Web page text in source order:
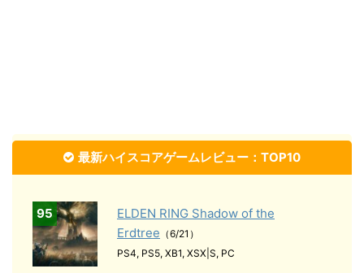
最新ハイスコアゲームレビュー：TOP10
95
ELDEN RING Shadow of the
Erdtree （6/21）
PS4, PS5, XB1, XSX|S, PC